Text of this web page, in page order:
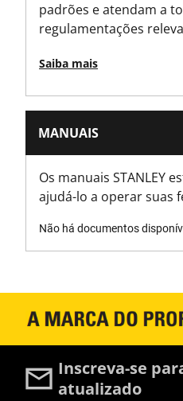
padrões e atendam a
regulamentações
Saiba mais
MANUAIS
Os manuais STANLEY
ajudá-lo a operar suas
Não há documentos
Inscreva-se
atualizado